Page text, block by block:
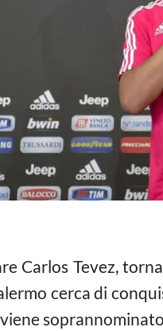
Carlos Tevez,
cerca di
viene